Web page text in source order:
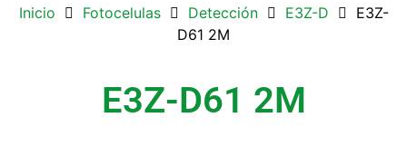
Inicio Fotocelulas Detección E3Z-D
E3Z-
D61 2M
E3Z-D61 2M